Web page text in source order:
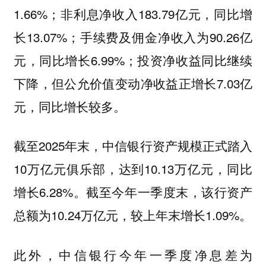
1.66%；非利息净收入183.79亿元，同比增
长13.07%；手续费及佣金净收入为90.26亿
元，同比增长6.99%；投资净收益同比继续
下降，但公允价值变动净收益正增长7.03亿
元，同比增长较多。
截至2025年末，中信银行资产规模正式踏入
10万亿元俱乐部，达到10.13万亿元，同比
增长6.28%。截至今年一季度末，该行资产
总额为10.24万亿元，较上年末增长1.09%。
此外，中信银行今年一季度净息差为